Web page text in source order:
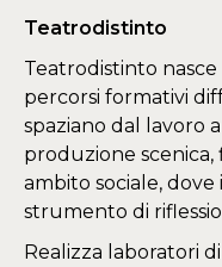
Teatrodistinto
Teatrodistinto
percorsi formativi
spaziano dal lavoro
produzione
ambito sociale,
strumento di
Realizza laboratori